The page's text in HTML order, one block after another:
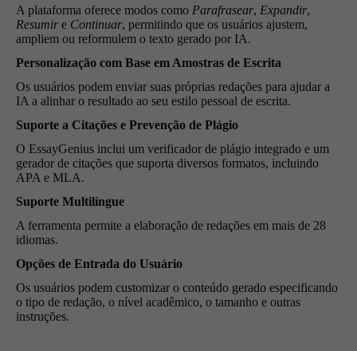
A plataforma oferece modos como Parafrasear, Expandir,
Resumir e Continuar, permitindo que os usuários ajustem,
ampliem ou reformulem o texto gerado por IA.
Personalização com Base em Amostras de Escrita
Os usuários podem enviar suas próprias redações para ajudar a
IA a alinhar o resultado ao seu estilo pessoal de escrita.
Suporte a Citações e Prevenção de Plágio
O EssayGenius inclui um verificador de plágio integrado e um
gerador de citações que suporta diversos formatos, incluindo
APA e MLA.
Suporte Multilíngue
A ferramenta permite a elaboração de redações em mais de 28
idiomas.
Opções de Entrada do Usuário
Os usuários podem customizar o conteúdo gerado especificando
o tipo de redação, o nível acadêmico, o tamanho e outras
instruções.